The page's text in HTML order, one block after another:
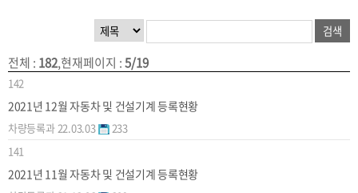
전체 : 182,현재페이지 :5/19
142
2021년 12월 자동차 및 건설기계 등록현황
차량등록과 22.03.03
233
141
2021년 11월 자동차 및 건설기계 등록현황